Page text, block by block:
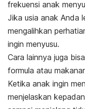
frekuensi anak
Jika usia anak Anda
mengalihkan
ingin menyusu.
Cara lainnya juga
formula atau
Ketika anak ingin
menjelaskan